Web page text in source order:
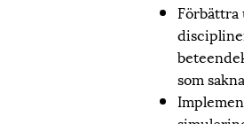
Förbättra
som